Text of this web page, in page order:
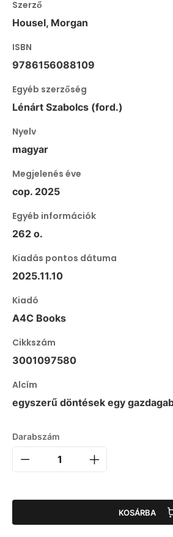
Szerző
Housel, Morgan
ISBN
9786156088109
Egyéb szerzőség
Lénárt Szabolcs (ford.)
Nyelv
magyar
Megjelenés éve
cop. 2025
Egyéb információk
262 o.
Kiadás pontos dátuma
2025.11.10
Kiadó
A4C Books
Cikkszám
3001097580
Alcím
egyszerű döntések egy
Darabszám
KOSÁRBA